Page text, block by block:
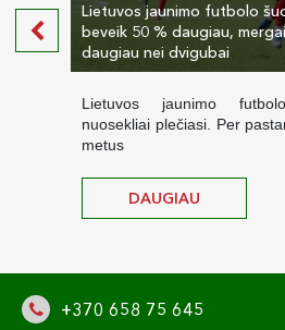
Lietuvos jaunimo futbolo
beveik 50 % daugiau,
daugiau nei dvigubai
Lietuvos jaunimo
nuosekliai plečiasi. Per
metus
DAUGIAU
+370 658 75 645